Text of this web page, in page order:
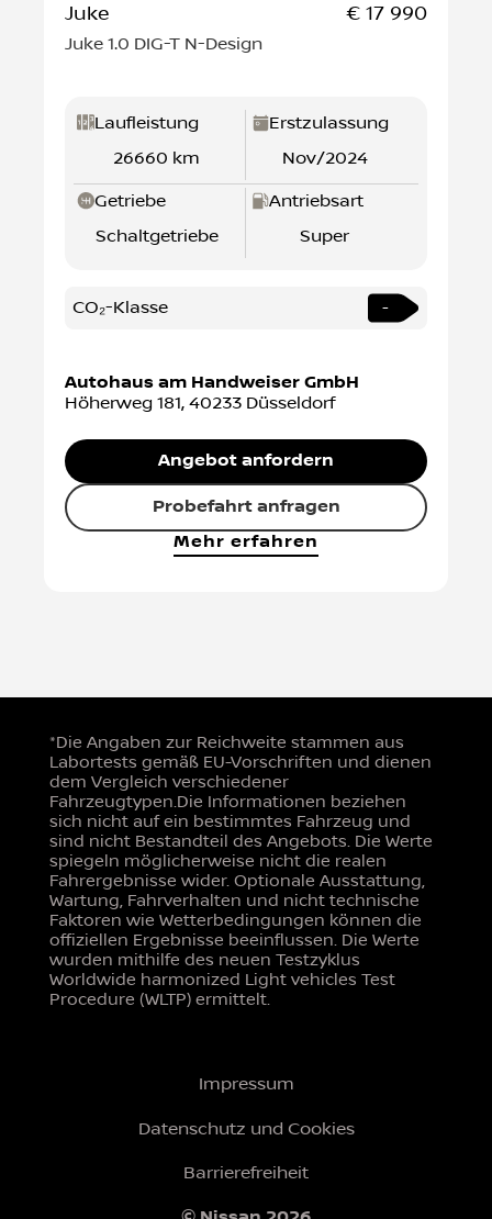
Juke € 17 990
Juke 1.0 DIG-T N-Design
Laufleistung
26660 km
Erstzulassung
Nov/2024
Getriebe
Schaltgetriebe
Antriebsart
Super
CO₂-Klasse -
Autohaus am Handweiser GmbH
Höherweg 181,40233 Düsseldorf
Angebot anfordern
Probefahrt anfragen
Mehr erfahren
*Die Angaben zur Reichweite stammen aus
Labortests gemäß EU-Vorschriften und dienen
dem Vergleich verschiedener
Fahrzeugtypen.Die Informationen beziehen
sich nicht auf ein bestimmtes Fahrzeug und
sind nicht Bestandteil des Angebots. Die Werte
spiegeln möglicherweise nicht die realen
Fahrergebnisse wider. Optionale Ausstattung,
Wartung, Fahrverhalten und nicht technische
Faktoren wie Wetterbedingungen können die
offiziellen Ergebnisse beeinflussen. Die Werte
wurden mithilfe des neuen Testzyklus
Worldwide harmonized Light vehicles Test
Procedure (WLTP) ermittelt.
Impressum
Datenschutz und Cookies
Barrierefreiheit